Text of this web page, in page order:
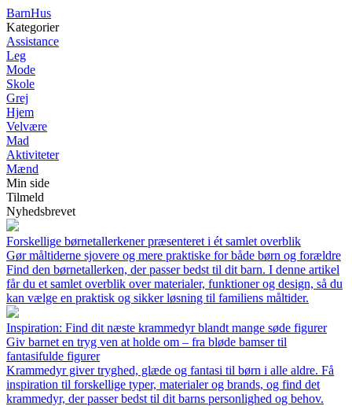
BarnHus
Kategorier
Assistance
Leg
Mode
Skole
Grej
Hjem
Velvære
Mad
Aktiviteter
Mænd
Min side
Tilmeld
Nyhedsbrevet
Forskellige børnetallerkener præsenteret i ét samlet overblik
Gør måltiderne sjovere og mere praktiske for både børn og forældre
Find den børnetallerken, der passer bedst til dit barn. I denne artikel
får du et samlet overblik over materialer, funktioner og design, så du
kan vælge en praktisk og sikker løsning til familiens måltider.
Inspiration: Find dit næste krammedyr blandt mange søde figurer
Giv barnet en tryg ven at holde om – fra bløde bamser til
fantasifulde figurer
Krammedyr giver tryghed, glæde og fantasi til børn i alle aldre. Få
inspiration til forskellige typer, materialer og brands, og find det
krammedyr, der passer bedst til dit barns personlighed og behov.